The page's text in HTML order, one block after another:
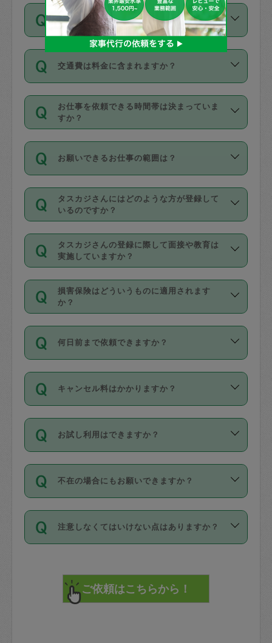
いません。
があり、レビュー件数、レビューの平均
値、などで除々に設定可能な最高額が上
がっていく仕組みになっています。
お支払方法はクレジットカード（Visa／
Master／JCB／AMERICAN EXPRESS／
Diners Club）のみとなります。
カード情報のご登録は、依頼リクエスト
を行う際にご入力ください。プロフィー
ル登録時にはご入力いただかなくても大
丈夫です。
デビットカード・プリペイドカード（Vプ
リカ、au WALLETなど）は支払にはご利
銀行振込や現金払いも対応していませ
なお、タスカジさんの交通費も、依頼料
金のご請求と合わせてお支払いとなりま
動計算で表示されます。
同じタスカジさんに定期的にお願いする場
合はお得になる？
依頼には「スポット」と「定期（毎週｜
隔週）」があり、「定期」の依頼は「ス
ポット」よりお得な料金でご利用できま
す。
定期の最低利用回数は設けていない代わ
りに、一定数を超えたキャンセルは有償
（例：毎週定期の場合は３回以上のキャ
ンセルが有償（1200円、隔週定期の場合
は２回以上のキャンセルが有償（1200
交通費は料金に含まれますか？
交通費は依頼料金とは別途発生し、依頼
料金のご請求と合わせてお支払いとなり
ます。交通費の金額は「依頼の詳細」に
お仕事を依頼できる時間帯は決まっていま
すか？
時間帯は3種類あります。いずれも１回あ
たり３時間です。
・ＡＭ ９時～１２時
・ＰＭ １３時～１６時
・夜 １８時～２１時
開始時間を２時間前後変更することが可
能です。依頼送信後、個別にタスカジさ
んにメッセージを送り調整してくださ
い。ただし、２時間を越えての調整はで
時間も被らない場合、損害保険の対象外
お願いできるお仕事の範囲は？
掃除、整理収納、洗濯、買い物、料理、
作り置きです。タスカジさんによってで
きる仕事の範囲が異なりますので、依頼
する前にタスカジさんのプロフィールで
確認してください。
基本的に、高所での作業や危険作業、屋
外での作業は対象外です。
タスカジさんにはどのような方が登録して
いるのですか？
主婦として長年の家事経験をお持ちの
方、栄養士・調理師といった資格者で保
育園や学校の給食やレストランで料理関
係の専門職に従事されていた方、日本で
すでにハウスキーパーや英語の先生とし
てお仕事をしているフィリピン出身の
社員など様々なバックグラウンドの方が
登録しています。
日本語も話せる方など様々です。
ールに記載していますので、各自の得意
を依頼してください。
タスカジさんの登録に際して面接や教育は
実施していますか？
応募の際に、各自事務局との面接と説明
を行っています。その後、身分証明書の
写真提出をしていただいています。外国
確認しています。タスカジさんトレーニ
ング動画を使ったセルフトレーニングの
現場トライアルを受け、合格したタスカ
ジさんが活動されています。
※テストセンターの講評は１件目のレビュ
参考
【詳細】タスカジさんの登録に際
損害保険はどういうものに適用されます
か？
依頼者とタスカジさんとの間でタスカジ
を通して成立した作業時間内での作業に
適用されます。作業範囲は、掃除、洗
です。作業中に物を壊したり、人にけが
をさせたりした場合が対象で、補償金額
す。
写真を撮り、
詳細FAQ：
損害賠償保険について教えて
何日前まで依頼できますか？
ご依頼は、現在を起点に3日後（72時間
以降）の日時から受付可能となっていま
す。
タスカジさんへ「募集」をかけることが
可能です。
キャンセル料はかかりますか？
キャンセル料には、以下の2種類がありま
す。
1. 直前キャンセル（定期、スポット契約
共通）
72時間を超える※と、以下のキャンセル
料が発生します。
直前キャンセル料：
72時間前〜24時間前＝依頼料金の50%
お試し利用はできますか？
「お試し利用」というメニューはありま
せんが、「一回のみ」依頼を活用するこ
とによって、気に入ったタスカジさんを
まず、条件の合う気になるタスカジさ
みてください。
その後、一番気に入ったタスカジさんに
不在の場合にもお願いできますか？
不在の場合の作業はタスカジさんの同意
が必要です。数回の依頼ののち、タスカ
ジさんと依頼者の間で十分な信頼関係が
てください。
不在時に部屋に入るためにタスカジさん
注意しなくてはいけない点はありますか？
で、必ず鍵のかかるロッカーや金庫に入
れて依頼者の責任の元管理するよう心掛
けてください。